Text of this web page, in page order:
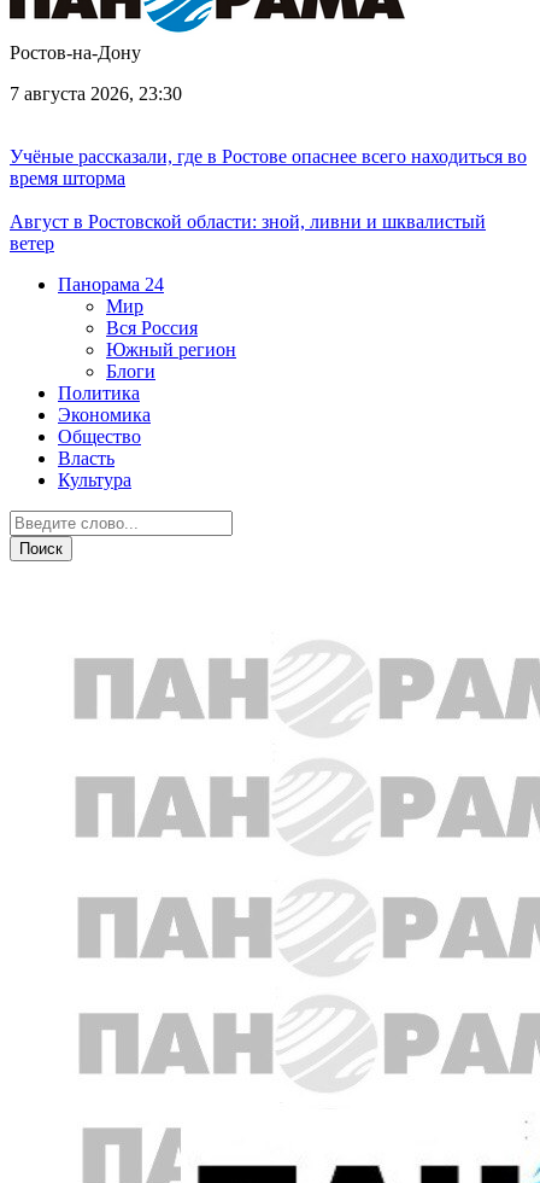
Ростов-на-Дону
7 августа 2026, 23:30
Учёные рассказали, где в Ростове опаснее всего находиться во
время шторма
Август в Ростовской области: зной, ливни и шквалистый
ветер
Панорама 24
Мир
Вся Россия
Южный регион
Блоги
Политика
Экономика
Общество
Власть
Культура